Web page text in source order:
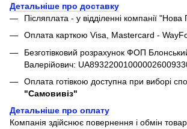
Детальніше про доставку
Післяплата - у відділенні компанії "Нова
Оплата карткою Visa, Mastercard -
Безготівковий розрахунок ФОП
Валерійович:
Оплата готівкою доступна при виборі
"Самовивіз"
Детальніше про оплату
Компанія здійснює повернення і обмін